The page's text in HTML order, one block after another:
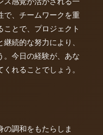
で、チームワークを重
とで、プロジェクト
続的な努力により、
。今日の経験が、あな
れることでしょう。
調和をもたらしま